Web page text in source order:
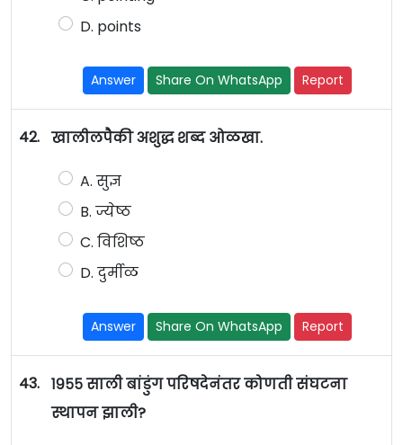
D. points
Answer Share On WhatsApp Report
42. खालीलपैकी अशुद्ध शब्द ओळखा.
A. सुज्ञ
B. ज्येष्ठ
C. विशिष्ठ
D. दुर्मीळ
Answer Share On WhatsApp Report
43. १९५५ साली बांडुंग परिषदेनंतर कोणती संघटना
स्थापन झाली?